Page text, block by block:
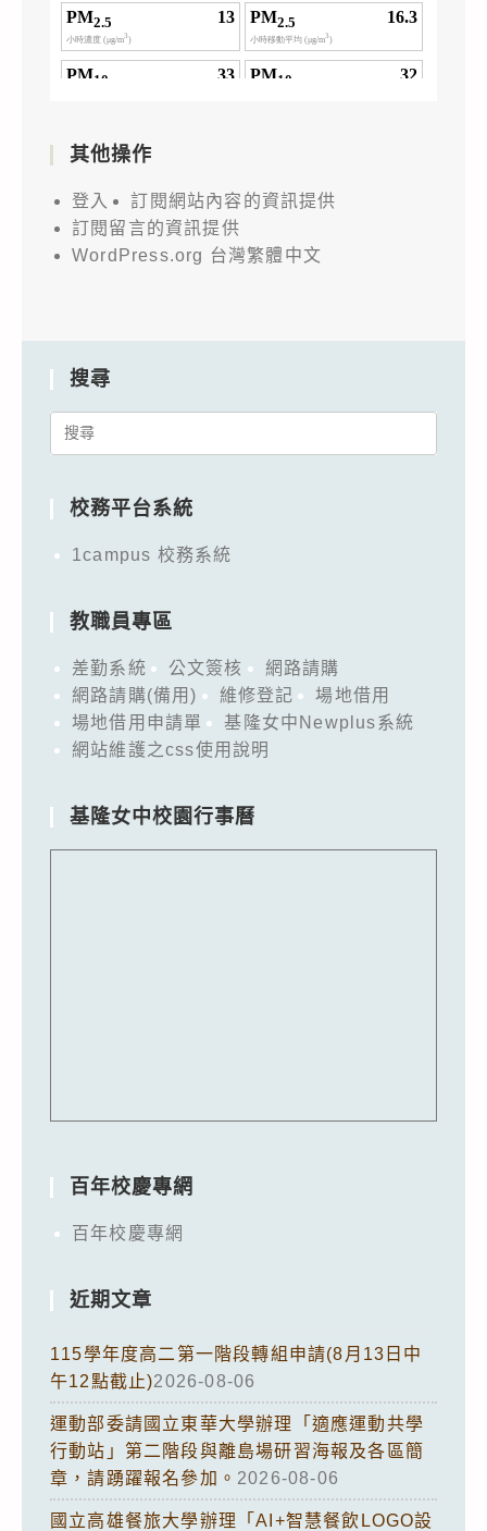
其他操作
登入
訂閱網站內容的資訊提供
訂閱留言的資訊提供
WordPress.org 台灣繁體中文
搜尋
Search
校務平台系統
1campus 校務系統
教職員專區
差勤系統 公文簽核
網路請購
網路請購(備用)
維修登記
場地借用
場地借用申請單
基隆女中Newplus系統
網站維護之css使用說明
基隆女中校園行事曆
百年校慶專網
百年校慶專網
近期文章
115學年度高二第一階段轉組申請(8月13日中
午12點截止)2026-08-06
運動部委請國立東華大學辦理「適應運動共學
行動站」第二階段與離島場研習海報及各區簡
章，請踴躍報名參加。 2026-08-06
國立高雄餐旅大學辦理「AI+智慧餐飲LOGO設